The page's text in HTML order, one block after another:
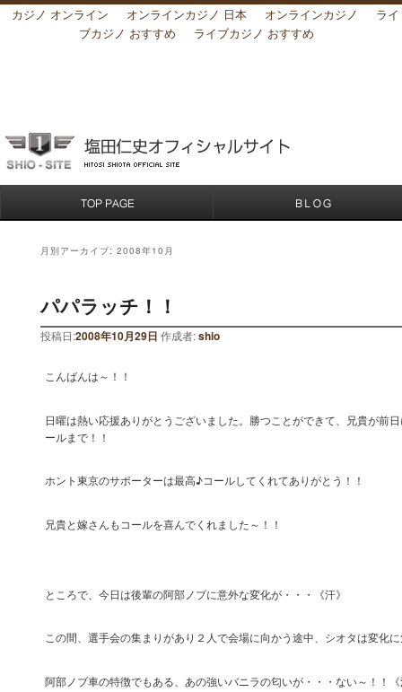
カジノ オンライン オンラインカジノ 日本 オンラインカジノ
ライ
ブカジノ おすすめ
ライブカジノ おすすめ
月別アーカイブ: 2008年10月
パパラッチ！！
投稿日:2008年10月29日 作成者:shio
こんばんは～！！
日曜は熱い応援ありがとうございました。勝つことができて、兄貴が前
ールまで！！
ホント東京のサポーターは最高♪コールしてくれてありがとう！！
兄貴と嫁さんもコールを喜んでくれました～！！
ところで、今日は後輩の阿部ノブに意外な変化が・・・《汗》
この間、選手会の集まりがあり２人で会場に向かう途中、シオタは変化
阿部ノブ車の特徴でもある、あの強いバニラの匂いが・・・ない～！！